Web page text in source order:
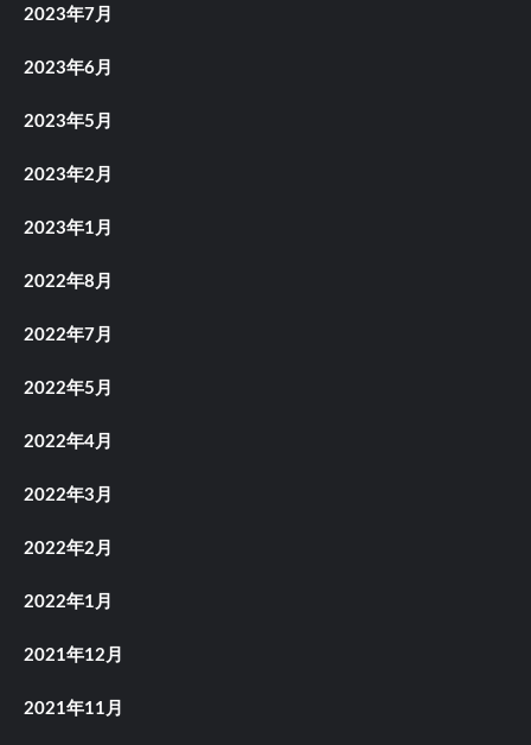
2023年7月
2023年6月
2023年5月
2023年2月
2023年1月
2022年8月
2022年7月
2022年5月
2022年4月
2022年3月
2022年2月
2022年1月
2021年12月
2021年11月